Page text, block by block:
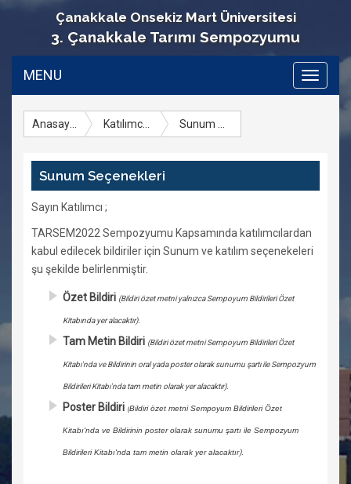
Çanakkale Onsekiz Mart Üniversitesi
3. Çanakkale Tarımı Sempozyumu
MENU
Toggle
Sunum Seçenekleri
Sayın Katılımcı ;
TARSEM2022 Sempozyumu Kapsamında katılımcılardan
kabul edilecek bildiriler için Sunum ve katılım seçenekeleri
şu şekilde belirlenmiştir.
Özet Bildiri (Bildiri özet metni yalnızca Sempoyum Bildirileri Özet
Kitabında yer alacaktır).
Tam Metin Bildiri (Bildiri özet metni Sempoyum Bildirileri Özet
Kitabı'nda ve Bildirinin oral yada poster olarak sunumu şartı ile Sempozyum
Bildirileri Kitabı'nda tam metin olarak yer alacaktır).
Poster Bildiri (Bildiri özet metniSempoyum Bildirileri Özet
Kitabı'nda ve Bildirinin poster olarak sunumu şartı ile Sempozyum
Bildirileri Kitabı'nda tam metin olarak yer alacaktır).